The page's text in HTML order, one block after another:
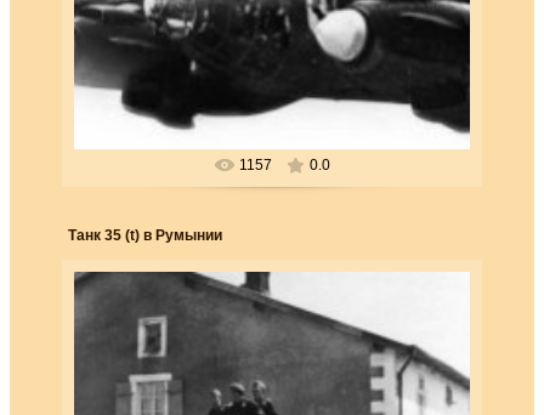
Бомбардировщик He-111. В соответствии
с гитлеровской Директивой № 21 первоначальной
задачей люфтваффе б...
1157 0.0
Танк 35 (t) в Румынии
25.03.2018